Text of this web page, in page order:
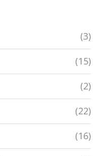
(3)
(15)
(2)
(22)
(16)